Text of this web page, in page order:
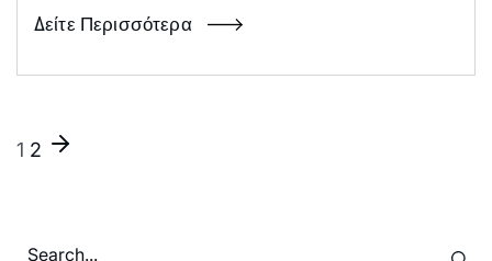
Δείτε Περισσότερα
1 2